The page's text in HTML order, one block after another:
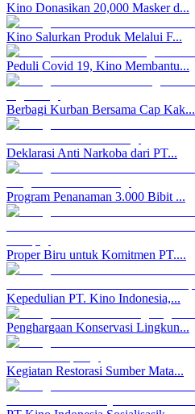
Kino Donasikan 20,000 Masker d...
Kino Salurkan Produk Melalui F...
Peduli Covid 19, Kino Membantu...
Berbagi Kurban Bersama Cap Kak...
Deklarasi Anti Narkoba dari PT...
Program Penanaman 3.000 Bibit ...
Proper Biru untuk Komitmen PT....
Kepedulian PT. Kino Indonesia,...
Penghargaan Konservasi Lingkun...
Kegiatan Restorasi Sumber Mata...